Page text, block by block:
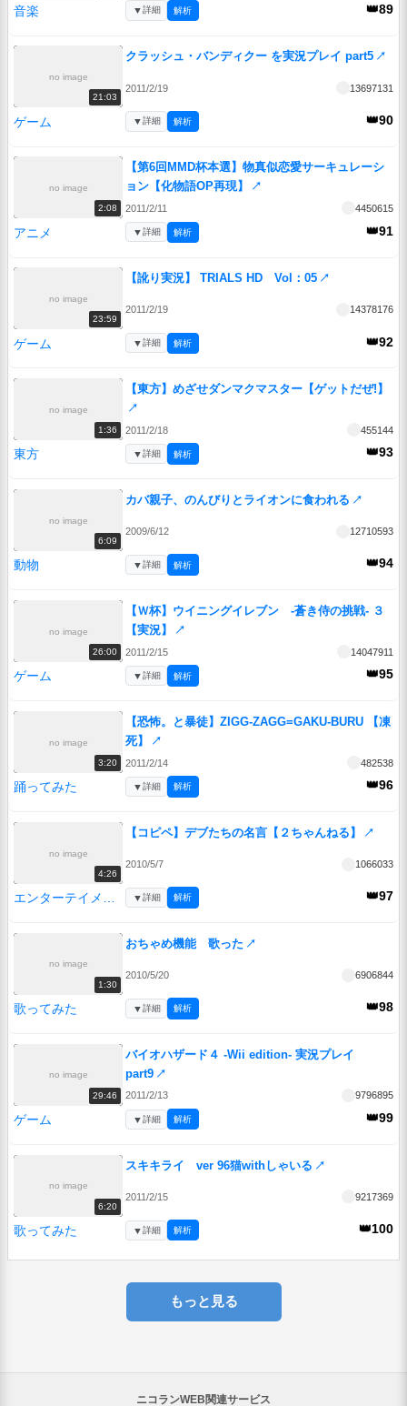
音楽 👑89
▼詳細 解析
no image
21:03
クラッシュ・バンディクー を実況プレイ part5 ↗
2011/2/19 13697131
ゲーム 👑90
▼詳細 解析
no image
2:08
【第6回MMD杯本選】物真似恋愛サーキュレーシ
ョン【化物語OP再現】
↗
2011/2/11 4450615
アニメ 👑91
▼詳細 解析
no image
23:59
【訛り実況】 TRIALS HD Vol：05 ↗
2011/2/19 14378176
ゲーム 👑92
▼詳細 解析
no image
1:36
【東方】めざせダンマクマスター【ゲットだぜ!】
↗
2011/2/18 455144
東方 👑93
▼詳細 解析
no image
6:09
カバ親子、のんびりとライオンに食われる ↗
2009/6/12 12710593
動物 👑94
▼詳細 解析
no image
26:00
【Ｗ杯】ウイニングイレブン -蒼き侍の挑戦- ３
【実況】
↗
2011/2/15 14047911
ゲーム 👑95
▼詳細 解析
no image
3:20
【恐怖。と暴徒】ZIGG-ZAGG=GAKU-BURU 【凍
死】
↗
2011/2/14 482538
踊ってみた 👑96
▼詳細 解析
no image
4:26
【コピペ】デブたちの名言【２ちゃんねる】 ↗
2010/5/7 1066033
👑97
▼詳細 解析
no image
1:30
おちゃめ機能 歌った ↗
2010/5/20 6906844
歌ってみた 👑98
▼詳細 解析
no image
29:46
バイオハザード４ -Wii edition- 実況プレイ
part9 ↗
2011/2/13 9796895
ゲーム 👑99
▼詳細 解析
no image
6:20
スキキライ ver 96猫withしゃいる ↗
2011/2/15 9217369
歌ってみた 👑100
▼詳細 解析
もっと見る
ニコランWEB関連サービス